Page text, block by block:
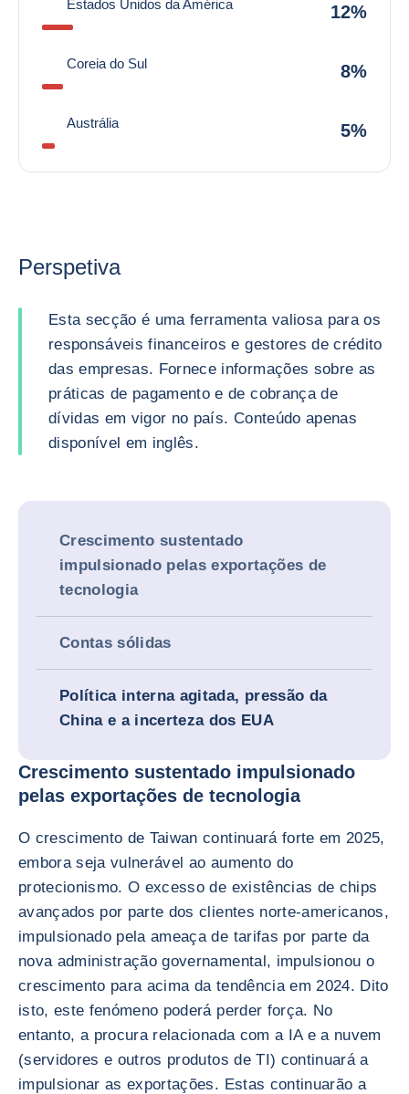
Estados Unidos da América 12%
Coreia do Sul 8%
Austrália 5%
Perspetiva
Esta secção é uma ferramenta valiosa para os
responsáveis financeiros e gestores de crédito
das empresas. Fornece informações sobre as
práticas de pagamento e de cobrança de
dívidas em vigor no país. Conteúdo apenas
disponível em inglês.
Crescimento sustentado
impulsionado pelas exportações de
tecnologia
Contas sólidas
Política interna agitada, pressão da
China e a incerteza dos EUA
Crescimento sustentado impulsionado
pelas exportações de tecnologia
O crescimento de Taiwan continuará forte em 2025,
embora seja vulnerável ao aumento do
protecionismo. O excesso de existências de chips
avançados por parte dos clientes norte-americanos,
impulsionado pela ameaça de tarifas por parte da
nova administração governamental, impulsionou o
crescimento para acima da tendência em 2024. Dito
isto, este fenómeno poderá perder força. No
entanto, a procura relacionada com a IA e a nuvem
(servidores e outros produtos de TI) continuará a
impulsionar as exportações. Estas continuarão a